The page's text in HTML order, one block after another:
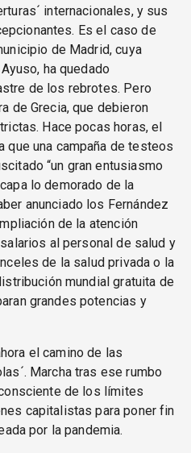
internacionales, y sus
Es el caso de
de Madrid, cuya
ha quedado
de los rebrotes. Pero
de Grecia, que debieron
Hace pocas horas, el
que una campaña de testeos
“un gran entusiasmo
lo demorado de la
anunciado los Fernández
de la atención
al personal de salud y
de la salud privada o la
mundial gratuita de
grandes potencias y
el camino de las
Marcha tras ese rumbo
de los límites
capitalistas para poner fin
por la pandemia.